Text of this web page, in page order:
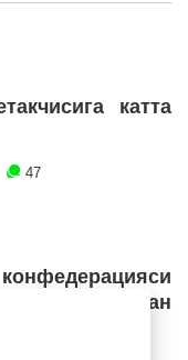
катта
47
қўйишдан